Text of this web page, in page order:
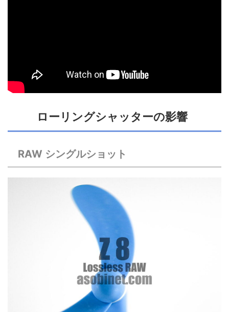
ローリングシャッターの影響
RAW シングルショット